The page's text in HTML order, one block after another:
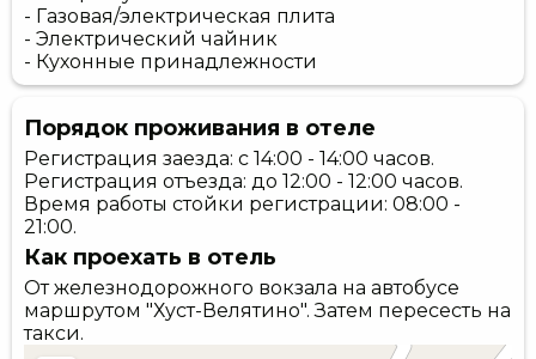
- Газовая/электрическая плита
- Электрический чайник
- Кухонные принадлежности
Порядок проживания в отеле
Регистрация заезда: с 14:00 - 14:00 часов.
Регистрация отъезда: до 12:00 - 12:00 часов.
Время работы стойки регистрации: 08:00 -
21:00.
Как проехать в отель
От железнодорожного вокзала на автобусе
маршрутом "Хуст-Велятино". Затем пересесть на
такси.